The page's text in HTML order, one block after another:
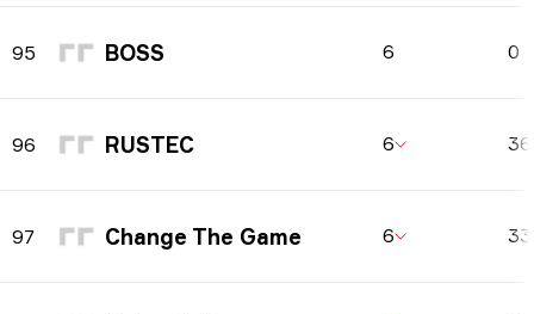
95 BOSS 6 0
96 RUSTEC 6
97 Change The Game 6